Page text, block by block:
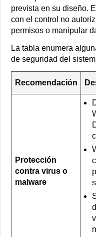
prevista en su diseño.
con el control no
permisos o manipular
La tabla enumera
de seguridad del
Recomendación
Protección
contra virus o
malware